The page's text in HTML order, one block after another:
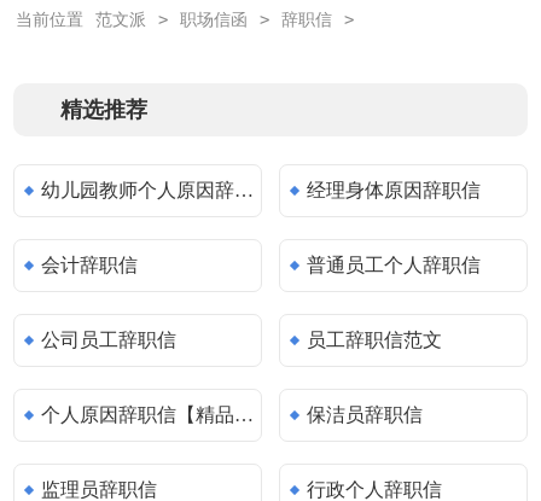
当前位置 范文派 > 职场信函 > 辞职信 >
精选推荐
幼儿园教师个人原因辞职信 经理身体原因辞职信
会计辞职信 普通员工个人辞职信
公司员工辞职信 员工辞职信范文
个人原因辞职信【精品15篇】 保洁员辞职信
监理员辞职信 行政个人辞职信